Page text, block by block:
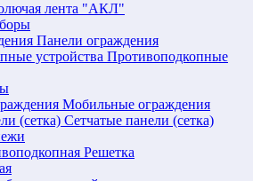
лента "АКЛ"
Панели ограждения
Противоподкопные
Мобильные ограждения
Сетчатые панели (сетка)
Решетка